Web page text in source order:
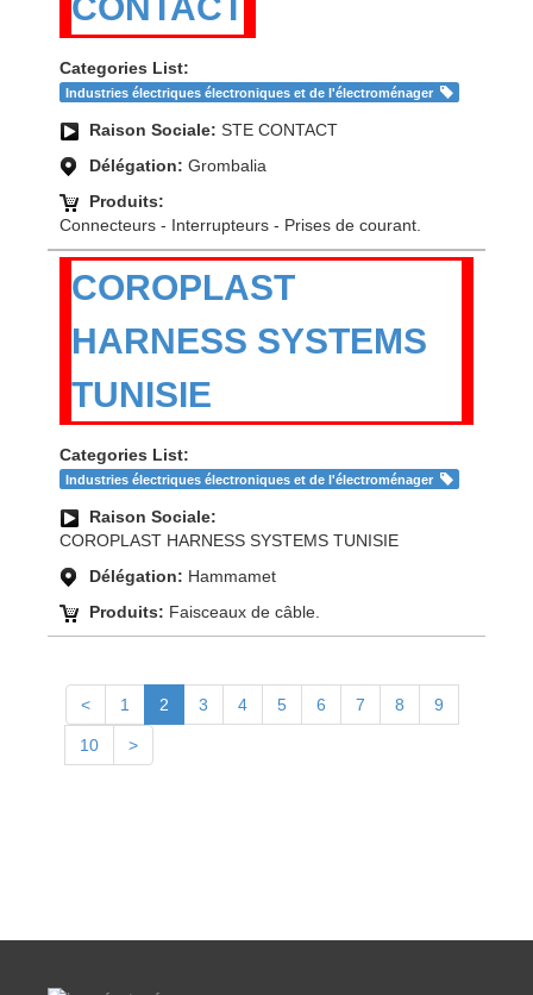
Categories List:
Industries électriques électroniques et de l'électroménager
Raison Sociale: STE CONTACT
Délégation: Grombalia
Produits:
Connecteurs - Interrupteurs - Prises de courant.
COROPLAST
HARNESS SYSTEMS
TUNISIE
Categories List:
Industries électriques électroniques et de l'électroménager
Raison Sociale:
COROPLAST HARNESS SYSTEMS TUNISIE
Délégation: Hammamet
Produits: Faisceaux de câble.
< 1 2 3 4 5 6 7 8 9
10 >